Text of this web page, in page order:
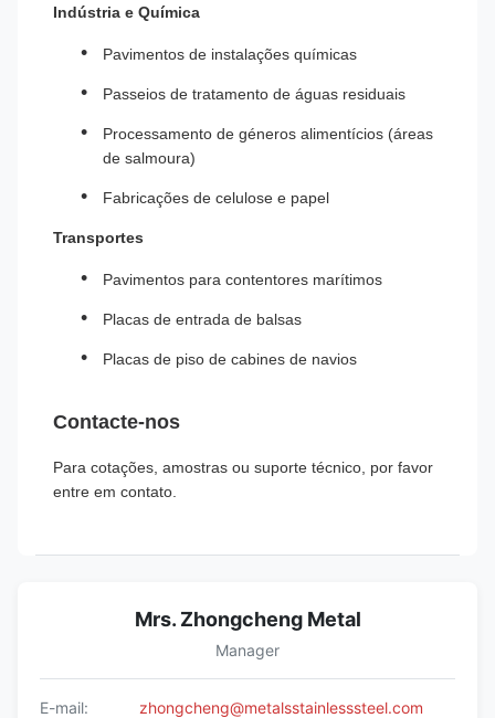
Indústria e Química
Pavimentos de instalações químicas
Passeios de tratamento de águas residuais
Processamento de géneros alimentícios (áreas
de salmoura)
Fabricações de celulose e papel
Transportes
Pavimentos para contentores marítimos
Placas de entrada de balsas
Placas de piso de cabines de navios
Contacte-nos
Para cotações, amostras ou suporte técnico, por favor
entre em contato.
Mrs. Zhongcheng Metal
Manager
E-mail:
zhongcheng@metalsstainlesssteel.com